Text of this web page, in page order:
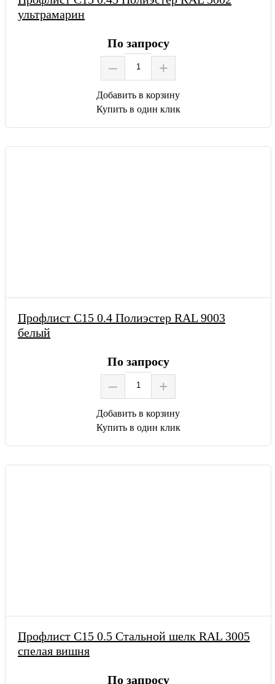
ультрамарин
По запросу
– +
Добавить в корзину
Купить в один клик
Профлист С15 0.4 Полиэстер RAL 9003
белый
По запросу
– +
Добавить в корзину
Купить в один клик
Профлист С15 0.5 Стальной шелк RAL 3005
спелая вишня
По запросу